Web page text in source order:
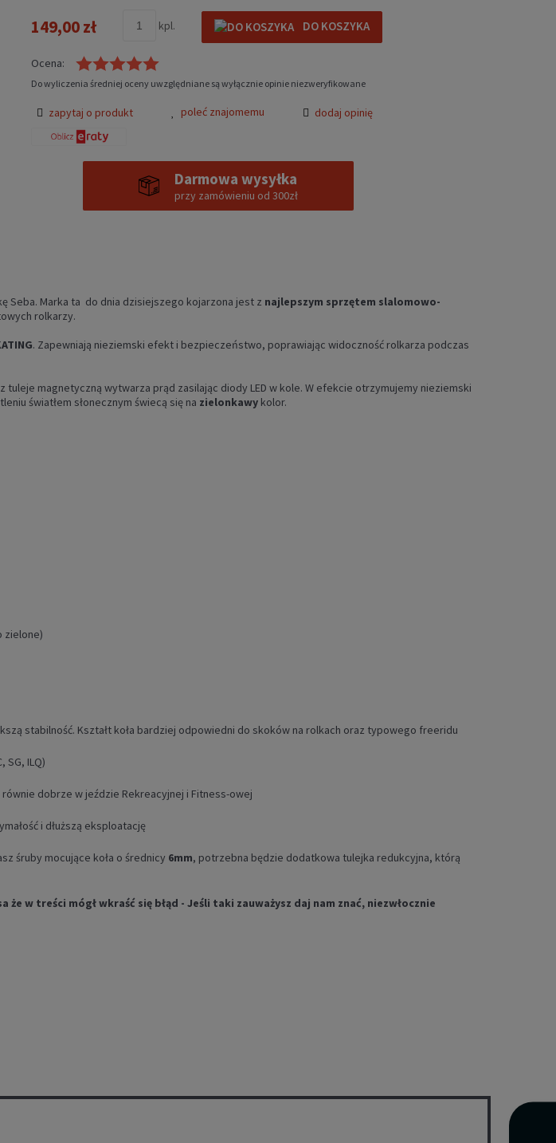
149,00 zł kpl. DO KOSZYKA
Ocena:
Do wyliczenia średniej oceny uwzględniane są wyłącznie opinie niezweryfikowane
zapytaj o produkt poleć znajomemu dodaj opinię
Darmowa wysyłka
przy zamówieniu od 300zł
Seba. Marka ta do dnia dzisiejszego kojarzona jest z najlepszym sprzętem slalomowo-
rolkarzy.
. Zapewniają nieziemski efekt i bezpieczeństwo, poprawiając widoczność rolkarza podczas
magnetyczną wytwarza prąd zasilając diody LED w kole. W efekcie otrzymujemy nieziemski
światłem słonecznym świecą się na zielonkawy kolor.
zielone)
stabilność. Kształt koła bardziej odpowiedni do skoków na rolkach oraz typowego freeridu
SG, ILQ)
dobrze w jeździe Rekreacyjnej i Fitness-owej
i dłuższą eksploatację
śruby mocujące koła o średnicy 6mm, potrzebna będzie dodatkowa tulejka redukcyjna, którą
w treści mógł wkraść się błąd - Jeśli taki zauważysz daj nam znać, niezwłocznie